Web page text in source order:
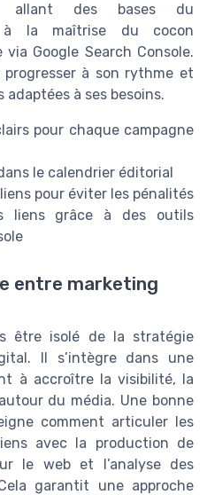
allant des bases du
à la maîtrise du cocon
Google Search Console.
à son rythme et
adaptées à ses besoins.
pour chaque campagne
le calendrier éditorial
pour éviter les pénalités
liens grâce à des outils
entre marketing
être isolé de la stratégie
Il s’intègre dans une
à accroître la visibilité, la
du média. Une bonne
comment articuler les
avec la production de
le web et l’analyse des
garantit une approche